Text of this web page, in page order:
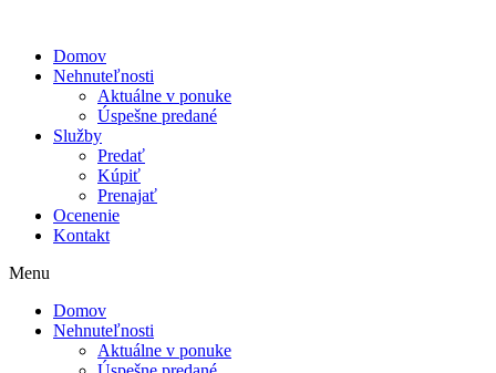
Domov
Nehnuteľnosti
Aktuálne v ponuke
Úspešne predané
Služby
Predať
Kúpiť
Prenajať
Ocenenie
Kontakt
Menu
Domov
Nehnuteľnosti
Aktuálne v ponuke